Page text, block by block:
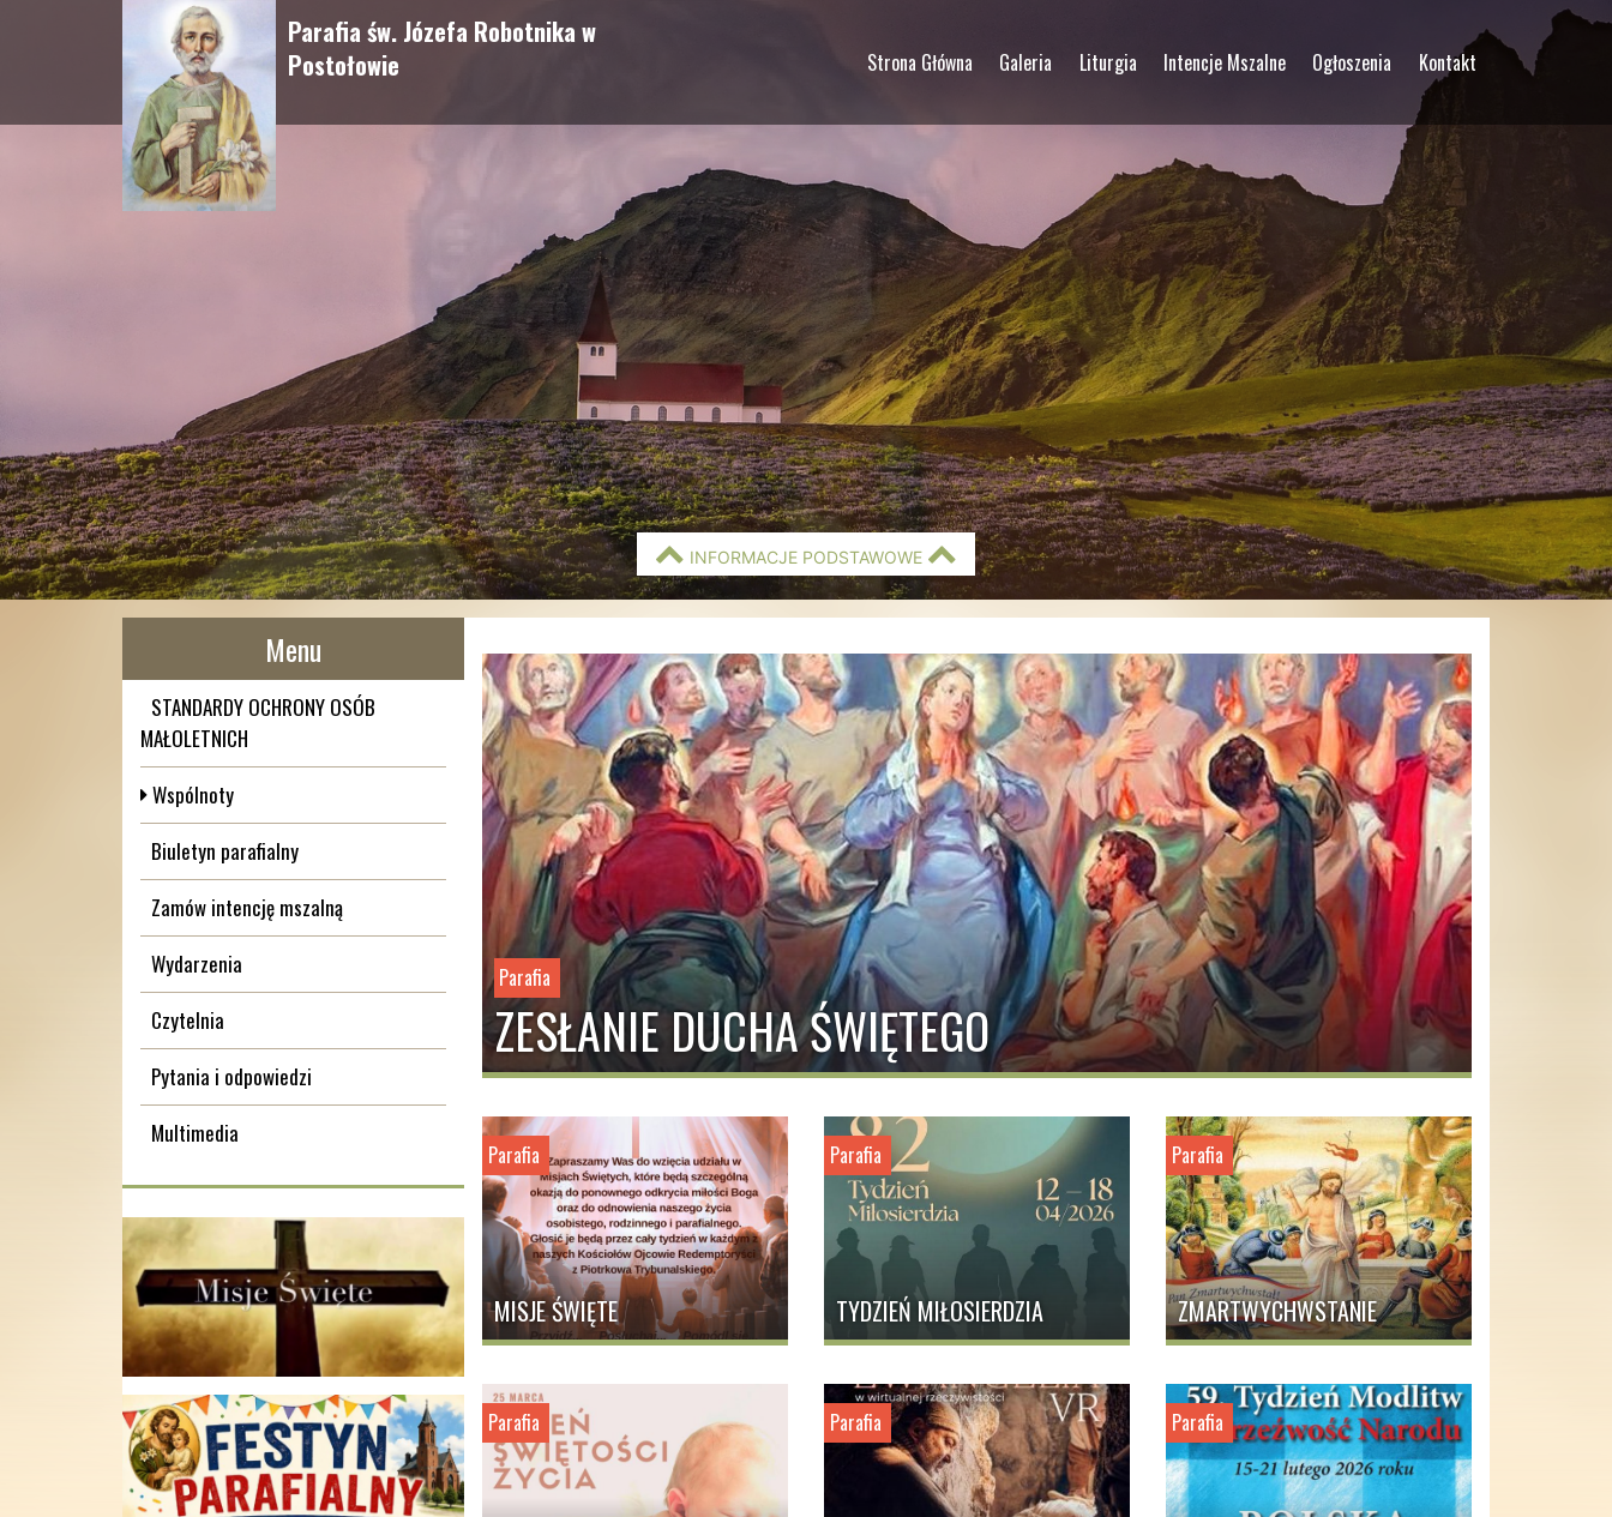
Porządek Mszy Świętych
W NIEDZIELĘ I ŚWIĘTA
Godz.: 7.30 Postołowo, 9.30 Sucha Huta, 11.00
Pawłowo, 13.00 (Suma) Postołowo
W DNI POWSZEDNIE:
Godz.: 18.00 w Poniedziałek, Środę, Piatek i Sobotę w
Postołowie, we Wtorek w Suchej Hucie a w Czwartek w
Pawłowie
SPOWIEDŹ:
Poniedziałek - Sobota 15 minut przed Mszą Św.
Niedziela i Święta - przed każdą Mszą Św.
Biuro parafialne
POWSZEDNIE LUB W NIEDZIELĘ PO KAŻDEJ MSZY.
W NAGŁYCH PRZYPADKACH PROSZĘ O KONTAKT
TELEFONICZNY 501337277
Kontakt
83-042 Ełganowo
tel. +48501337277
e-mail:
Numer konta:
Bank Spółdzielczy Starogard o/
41834000010118 13182000
INFORMACJE PODSTAWOWE
Parafia św. Józefa Robotnika w
Postołowie
Strona Główna Galeria Liturgia Intencje Mszalne Ogłoszenia Kontakt
Menu
STANDARDY OCHRONY OSÓB
MAŁOLETNICH
Wspólnoty
Biuletyn parafialny
Zamów intencję mszalną
Wydarzenia
Czytelnia
Pytania i odpowiedzi
Multimedia
Parafia
ZESŁANIE DUCHA ŚWIĘTEGO
MISJE ŚWIĘTE
Parafia
TYDZIEŃ MIŁOSIERDZIA
Parafia
ZMARTWYCHWSTANIE
Parafia
Parafia Parafia Parafia